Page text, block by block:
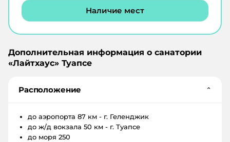
Наличие мест
Дополнительная информация о санатории
«Лайтхаус» Туапсе
Расположение ⌄
до аэропорта 87 км - г. Геленджик
до ж/д вокзала 50 км - г. Туапсе
до моря 250